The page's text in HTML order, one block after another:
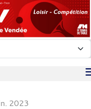
Yon
2023